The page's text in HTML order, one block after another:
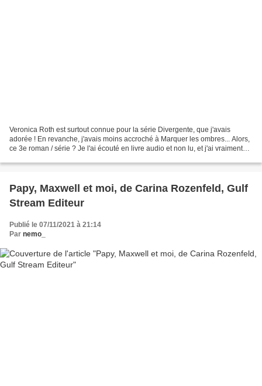
Veronica Roth est surtout connue pour la série Divergente, que j'avais
adorée ! En revanche, j'avais moins accroché à Marquer les ombres... Alors,
ce 3e roman / série ? Je l'ai écouté en livre audio et non lu, et j'ai vraiment
Papy, Maxwell et moi, de Carina Rozenfeld, Gulf
Stream Editeur
Publié le 07/11/2021 à 21:14
Par nemo_